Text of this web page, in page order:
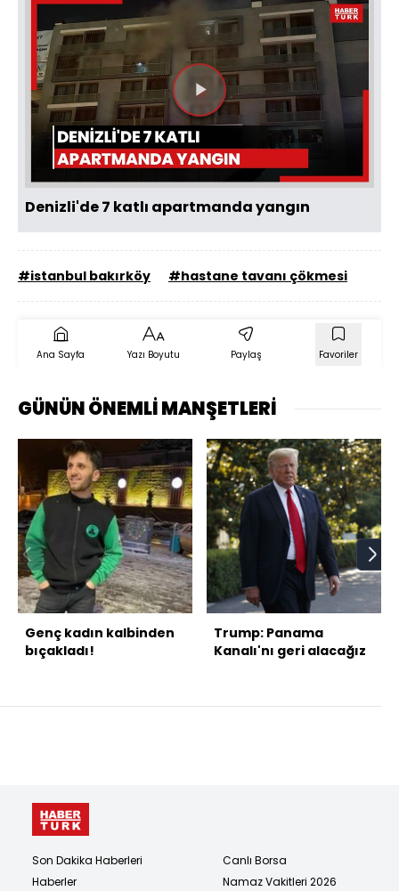
Videoyu
Denizli'de 7 katlı apartmanda yangın
#istanbul bakırköy #hastane tavanı çökmesi
Ana Sayfa Yazı Boyutu Paylaş Favoriler
GÜNÜN ÖNEMLİ MANŞETLERİ
Genç kadın kalbinden
bıçakladı!
Trump: Panama
Kanalı'nı geri alacağız
Son Dakika Haberleri
Haberler
Canlı Borsa
Namaz Vakitleri 2026